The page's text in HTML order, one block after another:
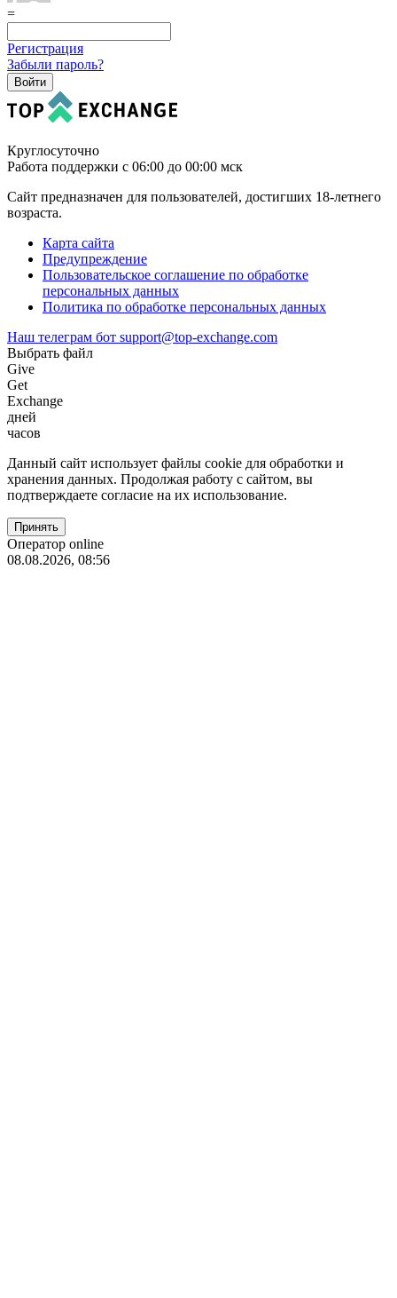
=
Регистрация
Забыли пароль?
Круглосуточно
Работа поддержки с 06:00 до 00:00 мск
Сайт предназначен для пользователей, достигших 18-летнего
возраста.
Карта сайта
Предупреждение
Пользовательское соглашение по обработке
персональных данных
Политика по обработке персональных данных
Наш телеграм бот support@top-exchange.com
Выбрать файл
Give
Get
Exchange
дней
часов
Данный сайт использует файлы coоkie для обработки и
хранения данных. Продолжая работу с сайтом, вы
подтверждаете согласие на их использование.
Оператор online
08.08.2026, 08:56